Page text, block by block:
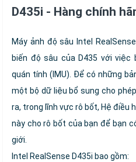
D435i - Hàng chính
Máy ảnh độ sâu Intel
biến độ sâu của D435 với
quán tính (IMU). Để có những
một bộ dữ liệu bổ sung cho
ra, trong lĩnh vực rô bốt, Hệ điều
này cho rô bốt của bạn để bạn
giới.
Intel RealSense D435i bao gồm: